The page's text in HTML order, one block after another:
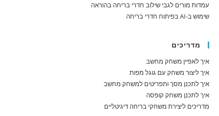
עמדות מורים לגבי שילוב חדרי בריחה בהוראה
שימוש ב-AI בפיתוח חדרי בריחה
מדריכים
איך לאפיין משחק מחשב
איך ליצור משחק עם גוגל מפות
איך לתכנן מסך ותפריטים למשחק מחשב
איך לתכנן משחק קופסה
מדריכים ליצירת משחקי בריחה דיגיטליים